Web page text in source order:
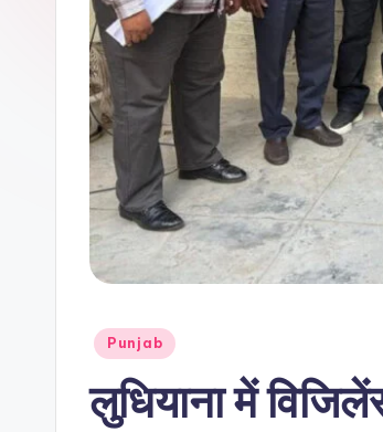
m
Posted
Punjab
लुधियाना में